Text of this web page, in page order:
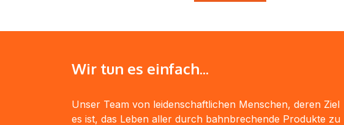
Wir tun es einfach...
Unser Team von leidenschaftlichen Menschen, deren Ziel
es ist, das Leben aller durch bahnbrechende Produkte zu